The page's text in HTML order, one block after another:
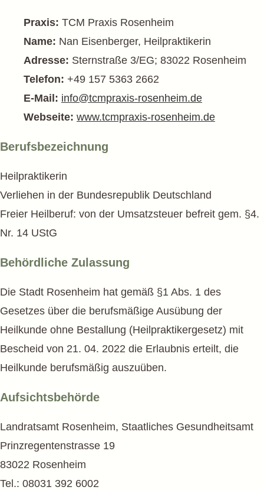
Praxis: TCM Praxis Rosenheim
Name: Nan Eisenberger, Heilpraktikerin
Adresse: Sternstraße 3/EG; 83022 Rosenheim
Telefon: +49 157 5363 2662
E-Mail: info@tcmpraxis-rosenheim.de
Webseite: www.tcmpraxis-rosenheim.de
Berufs­bezeichnung
Heilpraktikerin
Verliehen in der Bundesrepublik Deutschland
Freier Heilberuf: von der Umsatzsteuer befreit gem. §4.
Nr. 14 UStG
Behördliche Zulassung
Die Stadt Rosenheim hat gemäß §1 Abs. 1 des
Gesetzes über die berufsmäßige Ausübung der
Heilkunde ohne Bestallung (Heilpraktikergesetz) mit
Bescheid von 21. 04. 2022 die Erlaubnis erteilt, die
Heilkunde berufsmäßig auszuüben.
Aufsichts­behörde
Landratsamt Rosenheim, Staatliches Gesundheitsamt
Prinzregentenstrasse 19
83022 Rosenheim
Tel.: 08031 392 6002